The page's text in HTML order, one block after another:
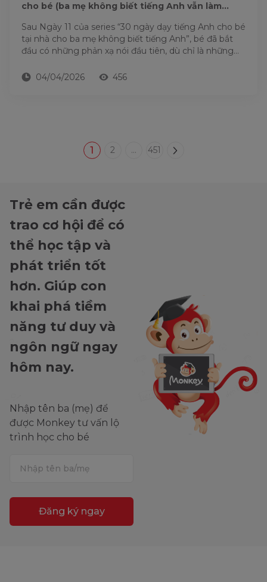
cho bé (ba mẹ không biết tiếng Anh vẫn làm
Sau Ngày 11 của series “30 ngày dạy tiếng Anh cho bé
tại nhà cho ba mẹ không biết tiếng Anh”, bé đã bắt
đầu có những phản xạ nói đầu tiên, dù chỉ là những...
04/04/2026 456
1 2 ... 451
Trẻ em cần được
trao cơ hội để có
thể học tập và
phát triển tốt
hơn. Giúp con
khai phá tiềm
năng tư duy và
ngôn ngữ ngay
hôm nay.
Nhập tên ba (mẹ) để
được Monkey tư vấn lộ
trình học cho bé
Đăng ký ngay